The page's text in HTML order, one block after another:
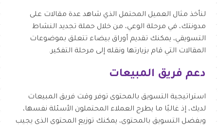
لنأخذ مثال العميل المحتمل الذي شاهد عدة مقالات على
مدونتك، في مرحلة الوعي، من خلال حملة تجديد النشاط
التسويقي، يمكنك تقديم أوراق بيضاء تتعلق بموضوعات
المقالات التي قام بزيارتها ونقله إلى مرحلة التفكير.
دعم فريق المبيعات
استراتيجية التسويق بالمحتوى توفر وقت فريق المبيعات
لديك، إذ غالبًا ما يطرح العملاء المحتملون الأسئلة نفسها،
وبفضل التسويق بالمحتوى، يمكنك توزيع المحتوى الذي يجيب